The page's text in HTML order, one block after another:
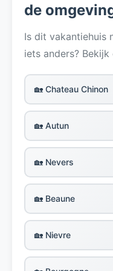
de
Is dit vakantiehuis
iets anders?
🏡 Chateau Chinon
🏡 Autun
🏡 Nevers
🏡 Beaune
🏡 Nievre